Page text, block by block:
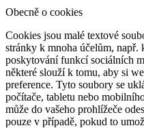
Obecně o cookies
Cookies jsou malé textové
stránky k mnoha účelům, např.
poskytování funkcí sociálních
některé slouží k tomu, aby si
preference. Tyto soubory se
počítače, tabletu nebo
může do vašeho prohlížeče
pouze v případě, pokud to